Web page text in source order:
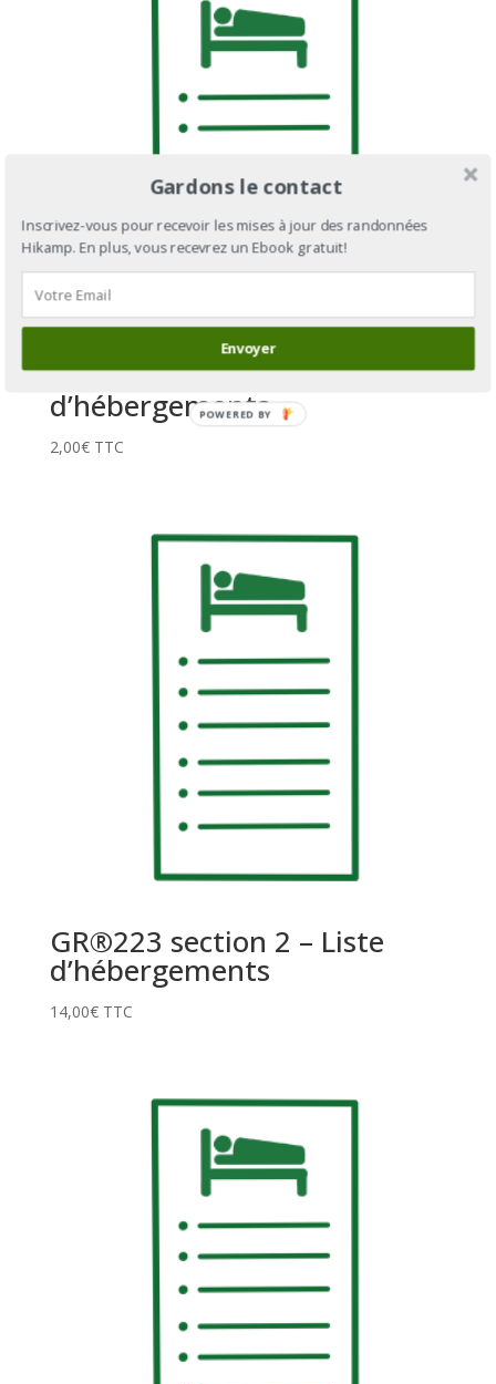
GR®71C – Liste
d’hébergements
2,00€ TTC
GR®223 section 2 – Liste
d’hébergements
14,00€ TTC
Gardons le contact
Inscrivez-vous pour recevoir les mises à jour des randonnées
Hikamp. En plus, vous recevrez un Ebook gratuit!
Envoyer
POWERED BY